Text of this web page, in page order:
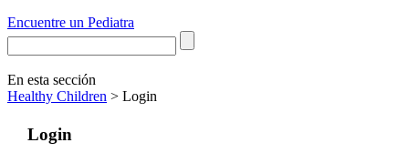
Encuentre un Pediatra
En esta sección
Healthy Children > Login
Login